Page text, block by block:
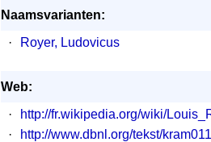
Naamsvarianten:
·
Royer, Ludovicus
Web:
·
http://fr.wikipedia.org/wiki/
·
http://www.dbnl.org/tekst/